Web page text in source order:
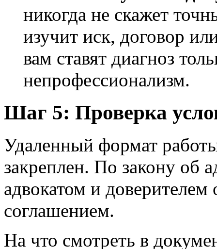
никогда не скажет
изучит иск, договор
вам ставят диагноз
непрофессионализм.
Шаг 5: Проверка
Удаленный формат
закреплен. По закону об
адвокатом и
соглашением.
На что смотреть в